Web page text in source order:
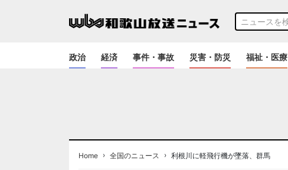
政治 経済 事件・事故 災害・防災 福祉・医療
Home › 全国のニュース › 利根川に軽飛行機が墜落、群馬